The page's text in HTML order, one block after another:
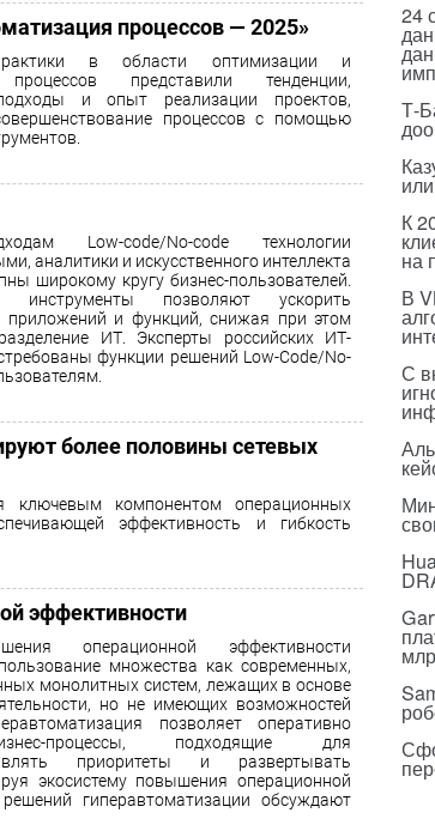
процессов — 2025»
в области оптимизации и
процессов представили тенденции,
и опыт реализации проектов,
процессов с помощью
Low-сode/No-сode технологии
аналитики и искусственного интеллекта
широкому кругу бизнес-пользователей.
инструменты позволяют ускорить
приложений и функций, снижая при этом
ИТ. Эксперты российских ИТ-
функции решений Low-Code/No-
более половины сетевых
ключевым компонентом операционных
эффективность и гибкость
эффективности
операционной эффективности
множества как современных,
монолитных систем, лежащих в основе
но не имеющих возможностей
позволяет оперативно
процессы, подходящие для
приоритеты и развертывать
экосистему повышения операционной
гиперавтоматизации обсуждают
24
Т-
К
на
В
С